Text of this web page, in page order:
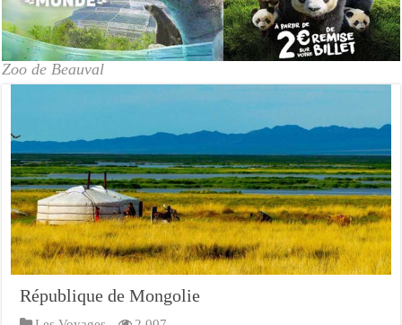
Zoo de Beauval
République de Mongolie